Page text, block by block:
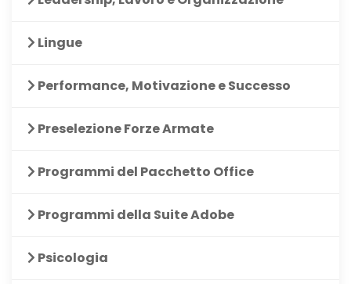
Lingue
Performance, Motivazione e Successo
Preselezione Forze Armate
Programmi del Pacchetto Office
Programmi della Suite Adobe
Psicologia